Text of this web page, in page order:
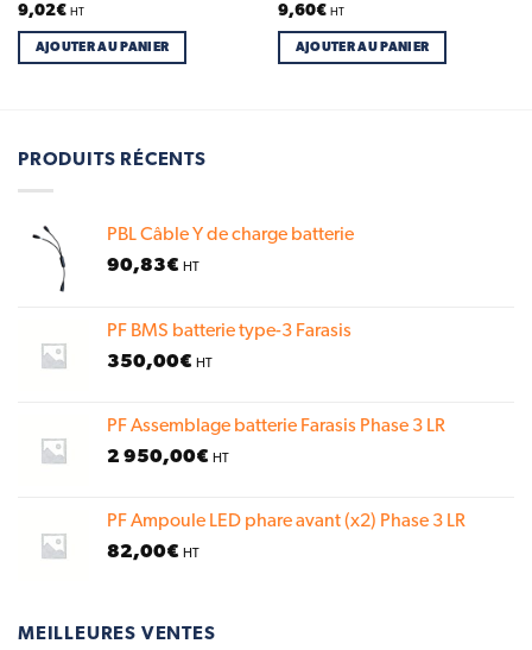
9,02€ HT
AJOUTER AU PANIER
9,60€ HT
AJOUTER AU PANIER
PRODUITS RÉCENTS
PBL Câble Y de charge batterie
90,83€ HT
PF BMS batterie type-3 Farasis
350,00€ HT
PF Assemblage batterie Farasis Phase 3 LR
2 950,00€ HT
PF Ampoule LED phare avant (x2) Phase 3 LR
82,00€ HT
MEILLEURES VENTES